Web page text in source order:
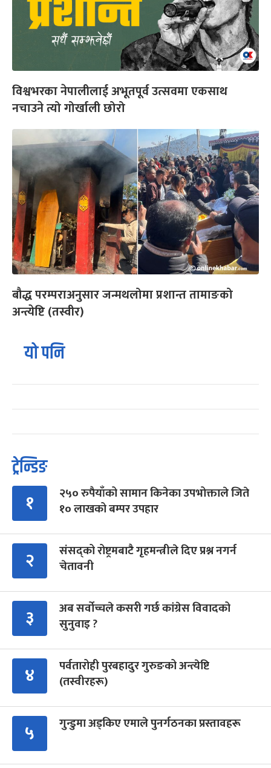
विश्वभरका नेपालीलाई अभूतपूर्व उत्सवमा एकसाथ
नचाउने त्यो गोर्खाली छोरो
बौद्ध परम्पराअनुसार जन्मथलोमा प्रशान्त तामाङको
अन्त्येष्टि (तस्वीर)
यो पनि
ट्रेन्डिङ
१
२५० रुपैयाँको सामान किनेका उपभोक्ताले जिते
१० लाखको बम्पर उपहार
२
संसद्को रोष्ट्रमबाटै गृहमन्त्रीले दिए प्रश्न नगर्न
चेतावनी
३
अब सर्वोच्चले कसरी गर्छ कांग्रेस विवादको
सुनुवाइ ?
४
पर्वतारोही पुरबहादुर गुरुङको अन्त्येष्टि
(तस्वीरहरू)
५ गुन्डुमा अड्किए एमाले पुनर्गठनका प्रस्तावहरू